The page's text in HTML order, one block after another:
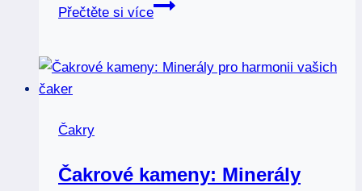
Přečtěte si více
Klouby
Která
jejich
Čakry
Čakrové kameny: Minerály